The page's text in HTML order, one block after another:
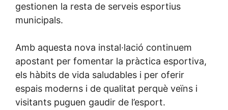
gestionen la resta de serveis esportius
municipals.
Amb aquesta nova instal·lació continuem
apostant per fomentar la pràctica esportiva,
els hàbits de vida saludables i per oferir
espais moderns i de qualitat perquè veïns i
visitants puguen gaudir de l’esport.